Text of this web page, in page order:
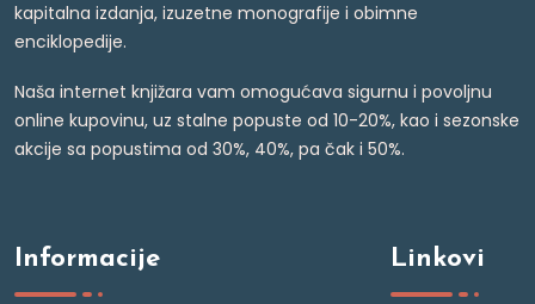
kapitalna izdanja, izuzetne monografije i obimne
enciklopedije.
Naša internet knjižara vam omogućava sigurnu i povoljnu
online kupovinu, uz stalne popuste od 10-20%, kao i sezonske
akcije sa popustima od 30%, 40%, pa čak i 50%.
Informacije Linkovi